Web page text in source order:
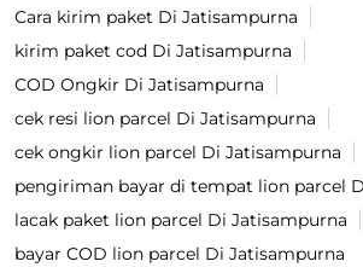
Cara kirim paket Di Jatisampurna
kirim paket cod Di Jatisampurna
COD Ongkir Di Jatisampurna
cek resi lion parcel Di Jatisampurna
cek ongkir lion parcel Di Jatisampurna
pengiriman bayar di tempat lion parcel
lacak paket lion parcel Di Jatisampurna
bayar COD lion parcel Di Jatisampurna